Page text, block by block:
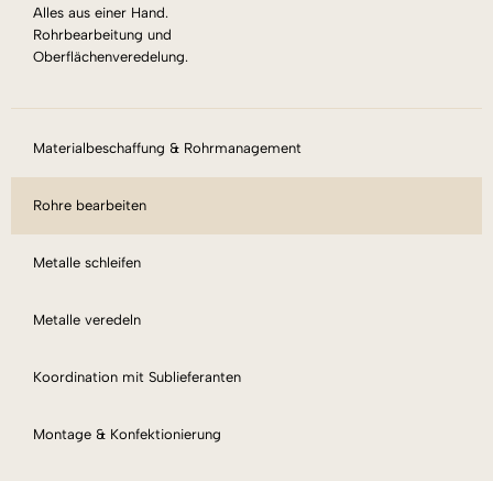
Alles aus einer Hand.
Rohrbearbeitung und
Oberflächenveredelung.
Materialbeschaffung & Rohrmanagement
Rohre bearbeiten
Metalle schleifen
Metalle veredeln
Koordination mit Sublieferanten
Montage & Konfektionierung